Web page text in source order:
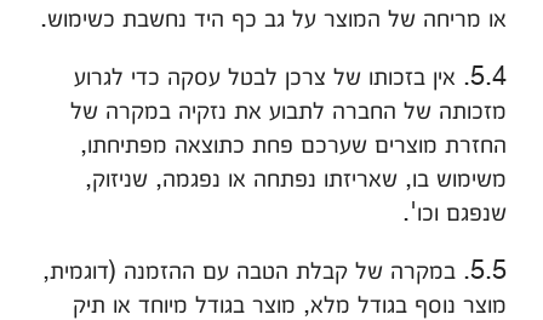
או מריחה של המוצר על גב כף היד נחשבת כשימוש.
5.4. אין בזכותו של צרכן לבטל עסקה כדי לגרוע
מזכותה של החברה לתבוע את נזקיה במקרה של
החזרת מוצרים שערכם פחת כתוצאה מפתיחתו,
משימוש בו, שאריזתו נפתחה או נפגמה, שניזוק,
שנפגם וכו'.
5.5. במקרה של קבלת הטבה עם ההזמנה (דוגמית,
מוצר נוסף בגודל מלא, מוצר בגודל מיוחד או תיק